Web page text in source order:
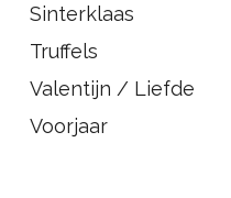
Sinterklaas
Truffels
Valentijn / Liefde
Voorjaar